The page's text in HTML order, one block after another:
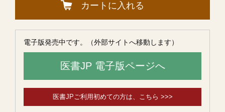
カートに入れる
電子版発売中です。（外部サイトへ移動します）
医書JP 電子版ページへ
医書JPご利用初めての方は、こちら >>>